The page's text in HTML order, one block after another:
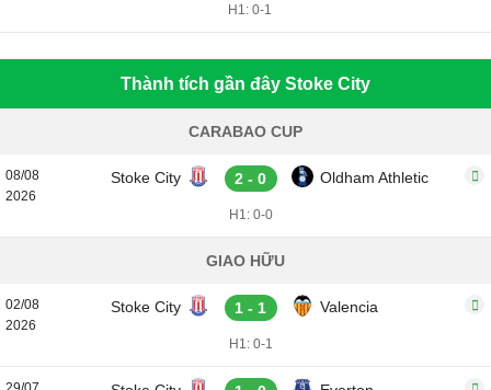
H1: 0-1
Thành tích gần đây Stoke City
CARABAO CUP
08/08
2026
Stoke City 2 - 0 Oldham Athletic
H1: 0-0
GIAO HỮU
02/08
2026
Stoke City 1 - 1 Valencia
H1: 0-1